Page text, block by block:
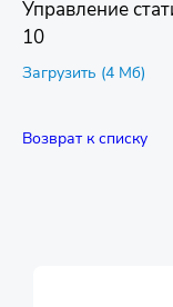
Управление
10
Загрузить (4 Мб)
Возврат к списку